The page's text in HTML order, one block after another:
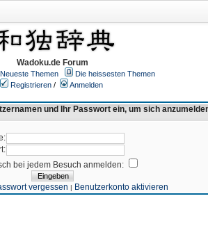
Wadoku.de Forum
Neueste Themen
Die heissesten Themen
Registrieren /
Anmelden
und Ihr Passwort ein, um sich
bei jedem Besuch anmelden:
vergessen | Benutzerkonto aktivieren